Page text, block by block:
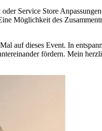
Service Store
Möglichkeit des
auf dieses Event. In
fördern. Mein